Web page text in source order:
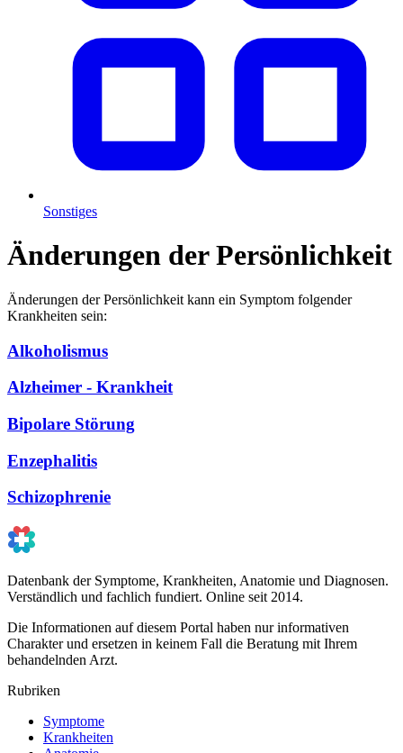
Sonstiges
Änderungen der Persönlichkeit
Änderungen der Persönlichkeit kann ein Symptom folgender
Krankheiten sein:
Alkoholismus
Alzheimer - Krankheit
Bipolare Störung
Enzephalitis
Schizophrenie
Datenbank der Symptome, Krankheiten, Anatomie und Diagnosen.
Verständlich und fachlich fundiert. Online seit 2014.
Die Informationen auf diesem Portal haben nur informativen
Charakter und ersetzen in keinem Fall die Beratung mit Ihrem
behandelnden Arzt.
Rubriken
Symptome
Krankheiten